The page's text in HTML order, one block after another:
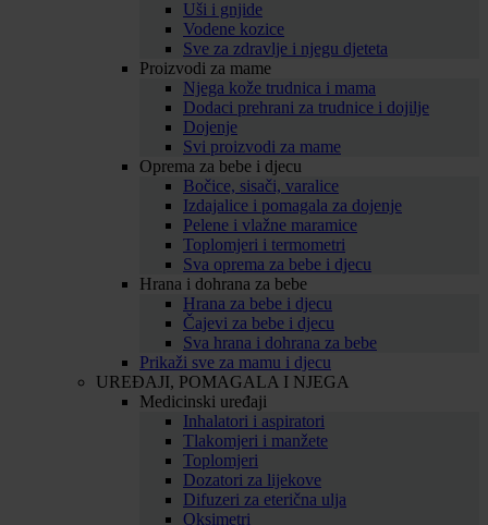
Uši i gnjide
Vodene kozice
Sve za zdravlje i njegu djeteta
Proizvodi za mame
Njega kože trudnica i mama
Dodaci prehrani za trudnice i dojilje
Dojenje
Svi proizvodi za mame
Oprema za bebe i djecu
Bočice, sisači, varalice
Izdajalice i pomagala za dojenje
Pelene i vlažne maramice
Toplomjeri i termometri
Sva oprema za bebe i djecu
Hrana i dohrana za bebe
Hrana za bebe i djecu
Čajevi za bebe i djecu
Sva hrana i dohrana za bebe
Prikaži sve za mamu i djecu
UREĐAJI, POMAGALA I NJEGA
Medicinski uređaji
Inhalatori i aspiratori
Tlakomjeri i manžete
Toplomjeri
Dozatori za lijekove
Difuzeri za eterična ulja
Oksimetri